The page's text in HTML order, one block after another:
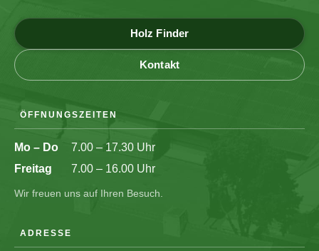
Holz Finder
Kontakt
ÖFFNUNGSZEITEN
Mo – Do
7.00 – 17.30 Uhr
Freitag
7.00 – 16.00 Uhr
Wir freuen uns auf Ihren Besuch.
ADRESSE